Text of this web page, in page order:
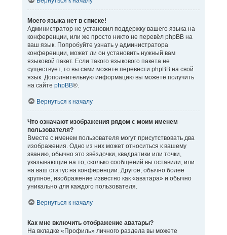
Моего языка нет в списке!
Администратор не установил поддержку вашего языка на
конференции, или же просто никто не перевёл phpBB на
ваш язык. Попробуйте узнать у администратора
конференции, может ли он установить нужный вам
языковой пакет. Если такого языкового пакета не
существует, то вы сами можете перевести phpBB на свой
язык. Дополнительную информацию вы можете получить
на сайте phpBB®.
Вернуться к началу
Что означают изображения рядом с моим именем
пользователя?
Вместе с именем пользователя могут присутствовать два
изображения. Одно из них может относиться к вашему
званию, обычно это звёздочки, квадратики или точки,
указывающие на то, сколько сообщений вы оставили, или
на ваш статус на конференции. Другое, обычно более
крупное, изображение известно как «аватара» и обычно
уникально для каждого пользователя.
Вернуться к началу
Как мне включить отображение аватары?
На вкладке «Профиль» личного раздела вы можете